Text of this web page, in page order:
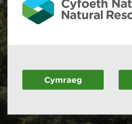
Cymraeg